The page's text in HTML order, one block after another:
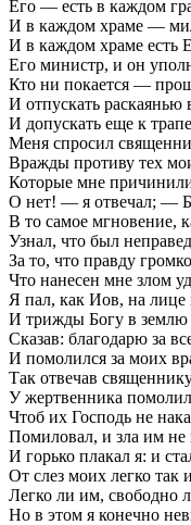
Его — есть в каждом
И в каждом храме —
И в каждом храме есть
Его министр, и он
Кто ни покается —
И отпускать раскаянью
И допускать еще к
Меня спросил
Вражды противу тех
Которые мне
О нет! — я отвечал; —
В то самое мгновение,
Узнал, что был
За то, что правду
Что нанесен мне злом
Я пал, как Иов, на лице
И трижды Богу в землю
Сказав: благодарю за
И помолился за моих
Так отвечав
У жертвенника
Чтоб их Господь не
Помиловал, и зла им
И горько плакал я: и
От слез моих легко так
Легко ли им, свободно
Но в этом я конечно